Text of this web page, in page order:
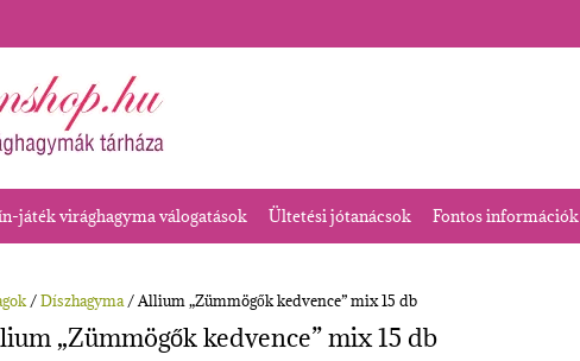
játék virághagyma válogatások Ültetési jótanácsok Fontos információk
/Díszhagyma/ Allium „Zümmögők kedvence” mix 15 db
„Zümmögők kedvence” mix 15 db